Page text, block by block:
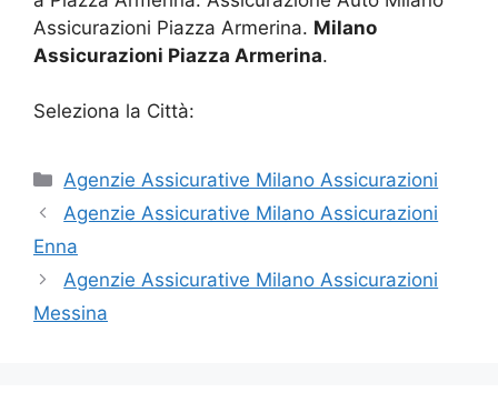
Assicurazioni Piazza Armerina. Milano
Assicurazioni Piazza Armerina.
Seleziona la Città:
Categorie
Agenzie Assicurative Milano Assicurazioni
Agenzie Assicurative Milano Assicurazioni
Enna
Agenzie Assicurative Milano Assicurazioni
Messina